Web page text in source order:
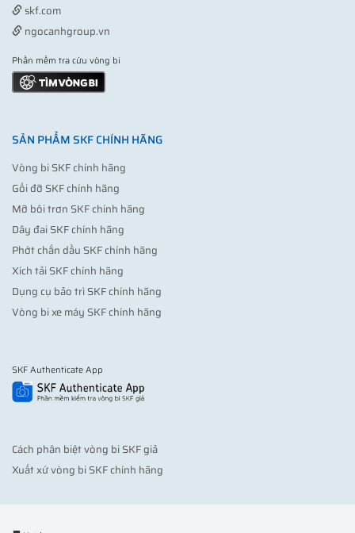
skf.com
ngocanhgroup.vn
Phần mềm tra cứu vòng bi
SẢN PHẨM SKF CHÍNH HÃNG
Vòng bi SKF chính hãng
Gối đỡ SKF chính hãng
Mỡ bôi trơn SKF chính hãng
Dây đai SKF chính hãng
Phớt chắn dầu SKF chính hãng
Xích tải SKF chính hãng
Dụng cụ bảo trì SKF chính hãng
Vòng bi xe máy SKF chính hãng
SKF Authenticate App
Cách phân biệt vòng bi SKF giả
Xuất xứ vòng bi SKF chính hãng